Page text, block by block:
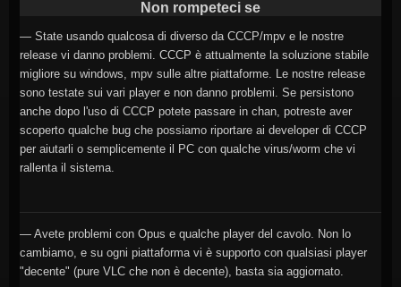
Non rompeteci se
— State usando qualcosa di diverso da CCCP/mpv e le nostre
release vi danno problemi. CCCP è attualmente la soluzione stabile
migliore su windows, mpv sulle altre piattaforme. Le nostre release
sono testate sui vari player e non danno problemi. Se persistono
anche dopo l'uso di CCCP potete passare in chan, potreste aver
scoperto qualche bug che possiamo riportare ai developer di CCCP
per aiutarli o semplicemente il PC con qualche virus/worm che vi
rallenta il sistema.
— Avete problemi con Opus e qualche player del cavolo. Non lo
cambiamo, e su ogni piattaforma vi è supporto con qualsiasi player
"decente" (pure VLC che non è decente), basta sia aggiornato.